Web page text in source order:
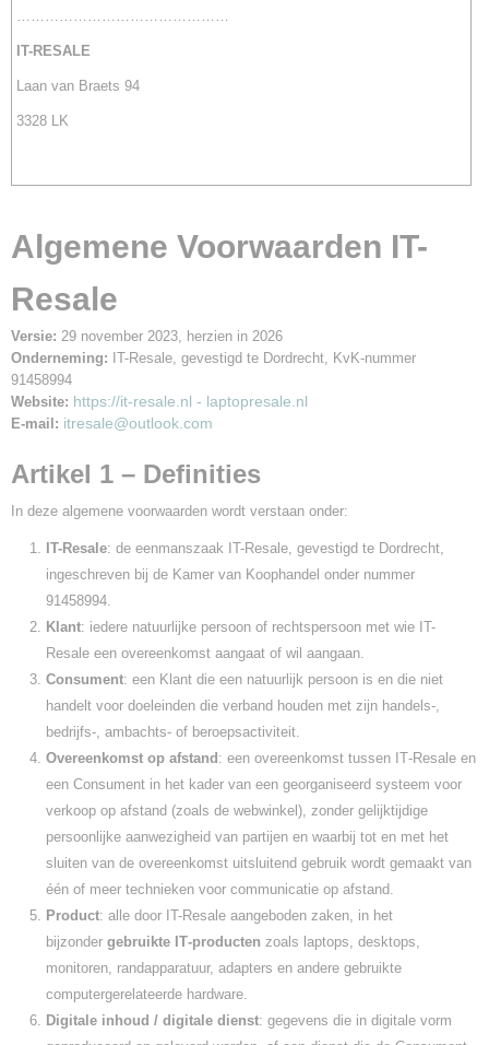
………………………………………
IT-RESALE
Laan van Braets 94
3328 LK
Algemene Voorwaarden IT-
Resale
Versie: 29 november 2023, herzien in 2026
Onderneming: IT-Resale, gevestigd te Dordrecht, KvK-nummer
91458994
Website: https://it-resale.nl - laptopresale.nl
E‑mail: itresale@outlook.com
Artikel 1 – Definities
In deze algemene voorwaarden wordt verstaan onder:
IT-Resale: de eenmanszaak IT-Resale, gevestigd te Dordrecht,
ingeschreven bij de Kamer van Koophandel onder nummer
91458994.
Klant: iedere natuurlijke persoon of rechtspersoon met wie IT-
Resale een overeenkomst aangaat of wil aangaan.
Consument: een Klant die een natuurlijk persoon is en die niet
handelt voor doeleinden die verband houden met zijn handels-,
bedrijfs-, ambachts- of beroepsactiviteit.
Overeenkomst op afstand : een overeenkomst tussen IT‑Resale en
een Consument in het kader van een georganiseerd systeem voor
verkoop op afstand (zoals de webwinkel), zonder gelijktijdige
persoonlijke aanwezigheid van partijen en waarbij tot en met het
sluiten van de overeenkomst uitsluitend gebruik wordt gemaakt van
één of meer technieken voor communicatie op afstand.
Product: alle door IT-Resale aangeboden zaken, in het
bijzonder gebruikte IT‑producten zoals laptops, desktops,
monitoren, randapparatuur, adapters en andere gebruikte
computergerelateerde hardware.
Digitale inhoud / digitale dienst: gegevens die in digitale vorm